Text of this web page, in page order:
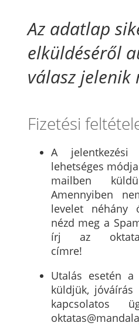
Az adatlap
elküldéséről
válasz jelenik
Fizetési
A jelentkezési
lehetséges
mailben
Amennyiben
levelet néhány
nézd meg a
írj az
címre!
Utalás esetén a
küldjük, jóváírás
kapcsolatos